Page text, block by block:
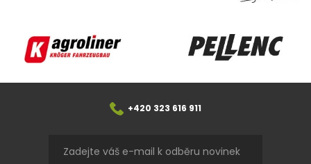
Agroliner Pellenc
+420 323 616 911